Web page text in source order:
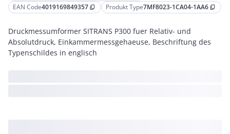
EAN Code4019169849357 content_copy Produkt Type7MF8023-1CA04-1AA6 content_copy
Druckmessumformer SITRANS P300 fuer Relativ- und
Absolutdruck, Einkammermessgehaeuse, Beschriftung des
Typenschildes in englisch